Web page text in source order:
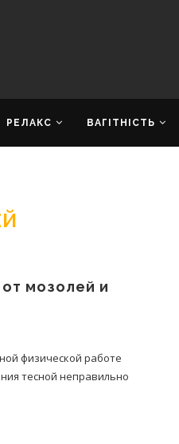
РЕЛАКС ВАГІТНІСТЬ
мозолей и
физической работе
тесной неправильно